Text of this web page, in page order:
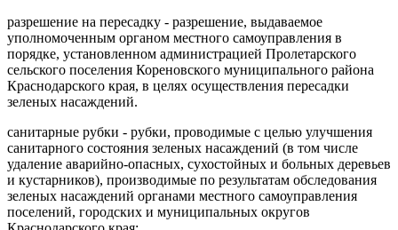
разрешение на пересадку - разрешение, выдаваемое
уполномоченным органом местного самоуправления в
порядке, установленном администрацией Пролетарского
сельского поселения Кореновского муниципального района
Краснодарского края, в целях осуществления пересадки
зеленых насаждений.
санитарные рубки - рубки, проводимые с целью улучшения
санитарного состояния зеленых насаждений (в том числе
удаление аварийно-опасных, сухостойных и больных деревьев
и кустарников), производимые по результатам обследования
зеленых насаждений органами местного самоуправления
поселений, городских и муниципальных округов